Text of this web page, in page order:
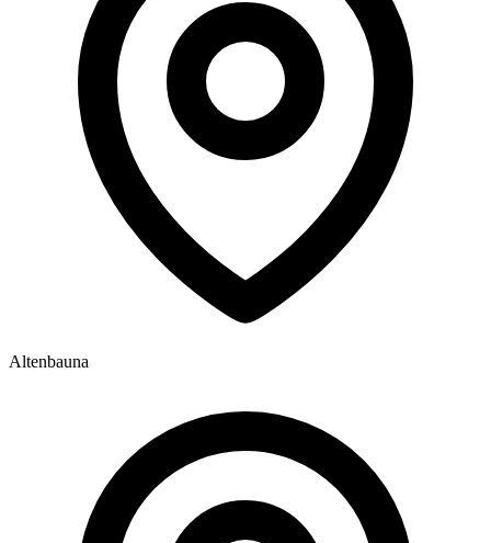
Altenbauna